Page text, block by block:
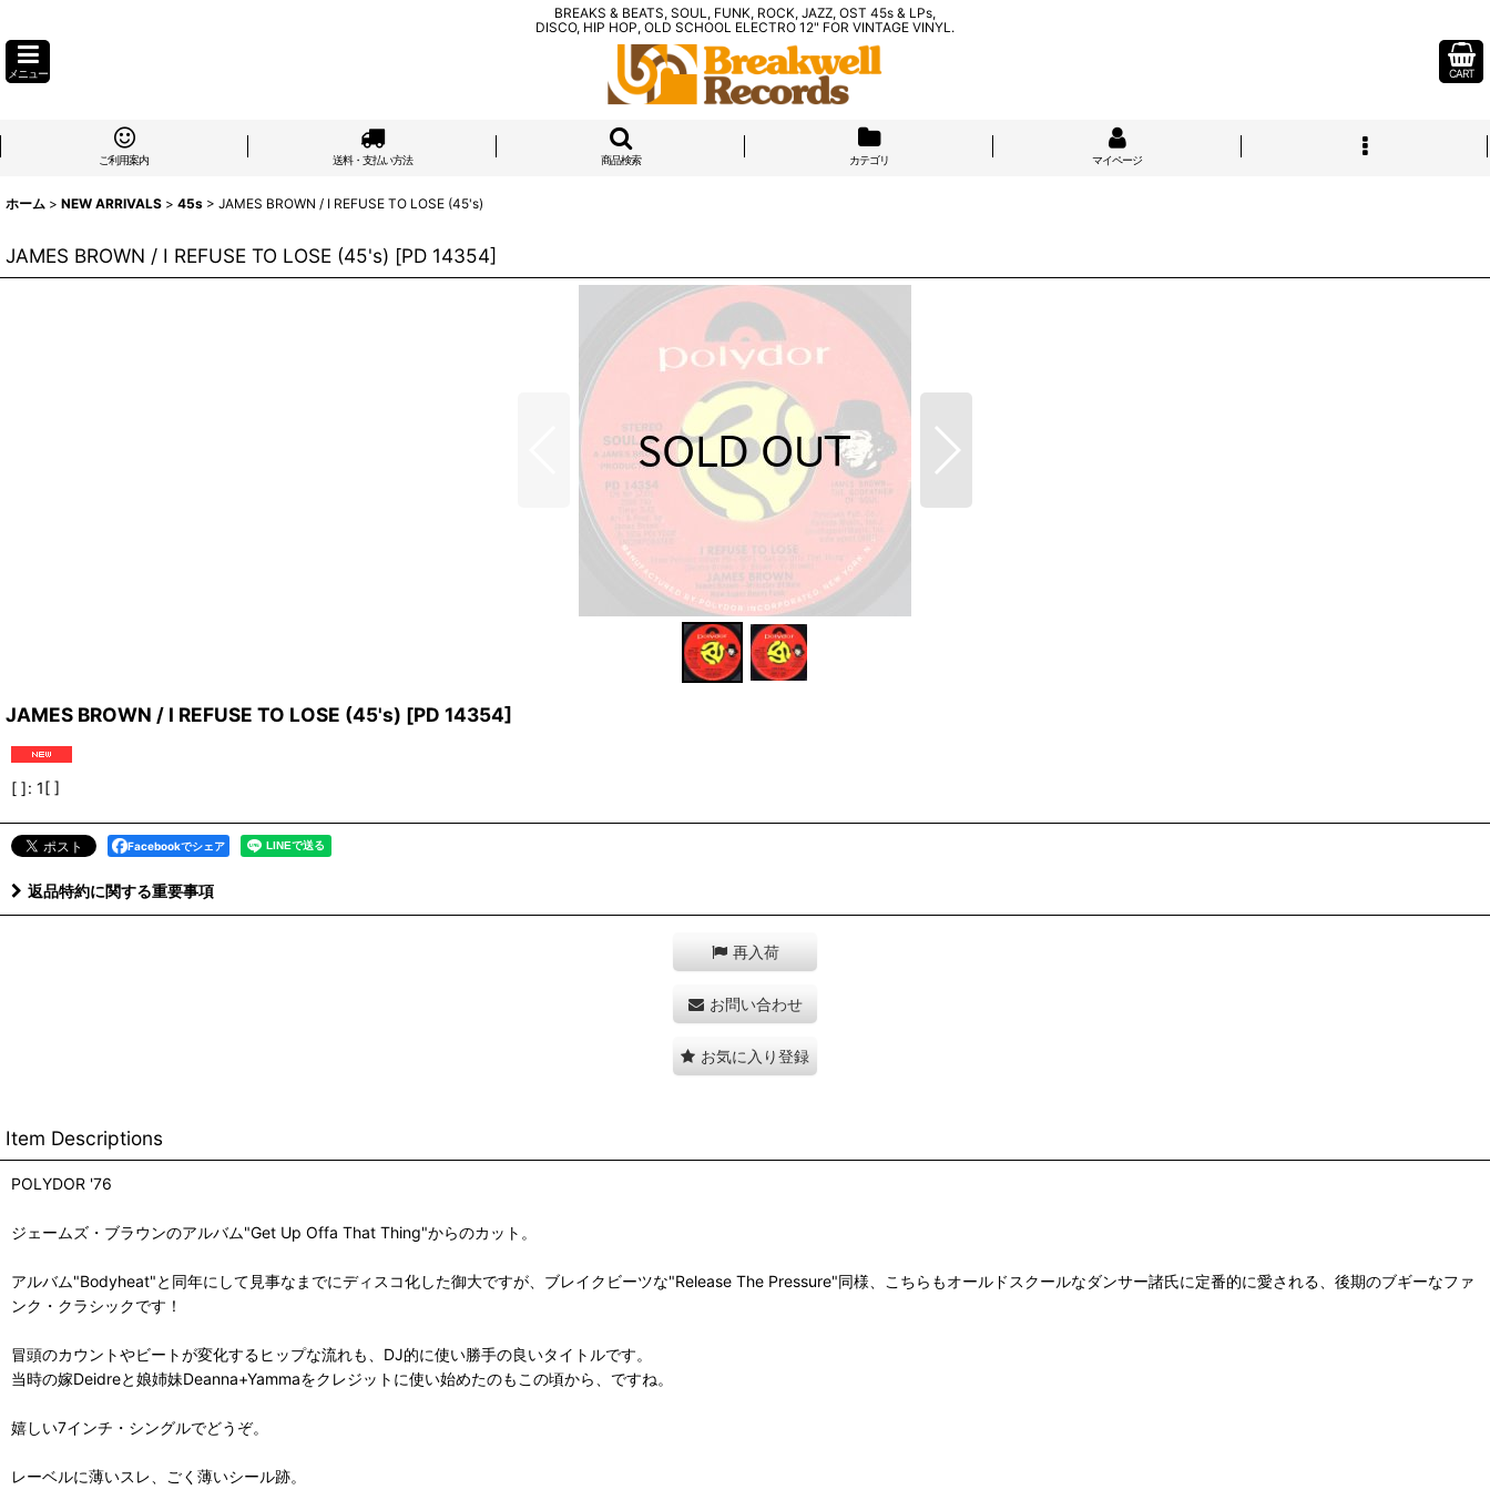
BREAKS & BEATS, SOUL, FUNK, ROCK, JAZZ, OST 45s & LPs,
DISCO, HIP HOP, OLD SCHOOL ELECTRO 12" FOR VINTAGE VINYL.
メニュー CART
ご利用案内 送料・支払い方法 商品検索 カテゴリ マイページ
ホーム > NEW ARRIVALS > 45s > JAMES BROWN / I REFUSE TO LOSE (45's)
JAMES BROWN / I REFUSE TO LOSE (45's) [PD 14354]
JAMES BROWN / I REFUSE TO LOSE (45's) [PD 14354]
[ ]: 1[ ]
Facebookでシェア
返品特約に関する重要事項
再入荷
お問い合わせ
お気に入り登録
Item Descriptions
POLYDOR '76
ジェームズ・ブラウンのアルバム"Get Up Offa That Thing"からのカット。
アルバム"Bodyheat"と同年にして見事なまでにディスコ化した御大ですが、ブレイクビーツな"Release The Pressure"同様、こちらもオールドスクールなダンサー諸氏に定番的に愛される、後期のブギーなファ
ンク・クラシックです！
冒頭のカウントやビートが変化するヒップな流れも、DJ的に使い勝手の良いタイトルです。
当時の嫁Deidreと娘姉妹Deanna+Yammaをクレジットに使い始めたのもこの頃から、ですね。
嬉しい7インチ・シングルでどうぞ。
レーベルに薄いスレ、ごく薄いシール跡。